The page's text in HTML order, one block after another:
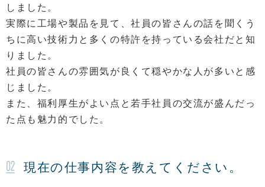
しました。
実際に工場や製品を見て、社員の皆さんの話を聞くう
ちに高い技術力と多くの特許を持っている会社だと知
りました。
社員の皆さんの雰囲気が良くて穏やかな人が多いと感
じました。
また、福利厚生がよい点と若手社員の交流が盛んだっ
た点も魅力的でした。
現在の仕事内容を教えてください。